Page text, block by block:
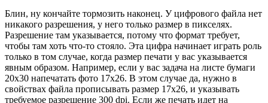
Блин, ну кончайте тормозить наконец. У цифрового файла нет
никакого разрешения, у него только размер в пикселях.
Разрешение там указывается, потому что формат требует,
чтобы там хоть что-то стояло. Эта цифра начинает играть роль
только в том случае, когда размер печати у вас указывается
явным образом. Например, если у вас задача на листе бумаги
20х30 напечатать фото 17х26. В этом случае да, нужно в
свойствах файла прописывать размер 17х26, и указывать
требуемое разрешение 300 dpi. Если же печать идет на